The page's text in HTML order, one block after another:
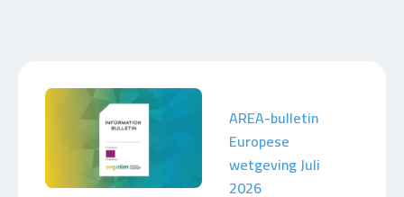
AREA-bulletin
Europese
wetgeving Juli
2026